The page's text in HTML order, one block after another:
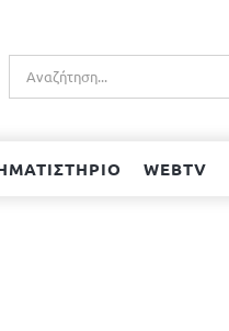
Αναζήτηση
για:
WEBTV